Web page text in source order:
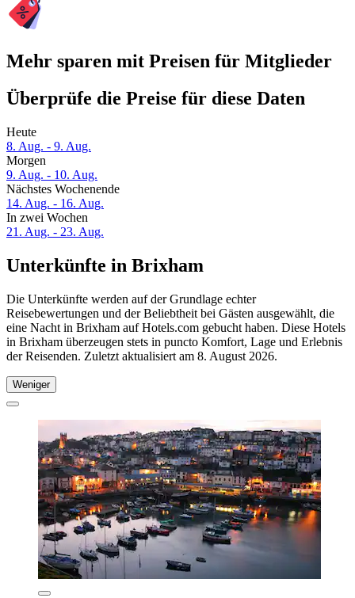
Mehr sparen mit Preisen für Mitglieder
Überprüfe die Preise für diese Daten
Heute
8. Aug. - 9. Aug.
Morgen
9. Aug. - 10. Aug.
Nächstes Wochenende
14. Aug. - 16. Aug.
In zwei Wochen
21. Aug. - 23. Aug.
Unterkünfte in Brixham
Die Unterkünfte werden auf der Grundlage echter
Reisebewertungen und der Beliebtheit bei Gästen ausgewählt, die
eine Nacht in Brixham auf Hotels.com gebucht haben. Diese Hotels
in Brixham überzeugen stets in puncto Komfort, Lage und Erlebnis
der Reisenden. Zuletzt aktualisiert am 8. August 2026.
Weniger